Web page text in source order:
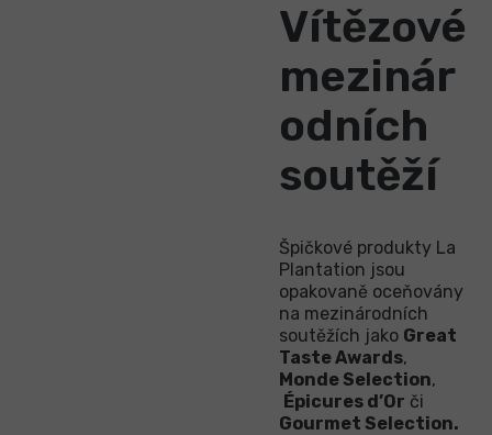
Vítězové
mezinár
odních
soutěží
Špičkové produkty La
Plantation jsou
opakovaně oceňovány
na mezinárodních
soutěžích jako Great
Taste Awards,
Monde Selection,
Épicures d’Or či
Gourmet Selection.